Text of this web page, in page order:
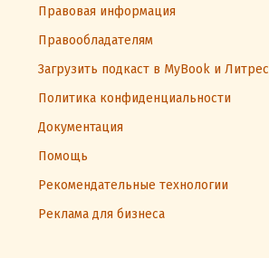
Правовая информация
Правообладателям
Загрузить подкаст в MyBook и Литрес
Политика конфиденциальности
Документация
Помощь
Рекомендательные технологии
Реклама для бизнеса